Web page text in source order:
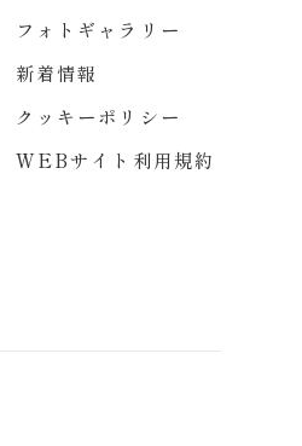
フォトギャラリー
新着情報
クッキーポリシー
WEBサイト利用規約